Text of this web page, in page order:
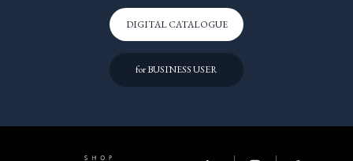
DIGITAL CATALOGUE
for BUSINESS USER